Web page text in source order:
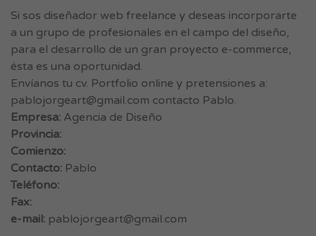
Si sos diseñador web freelance y deseas incorporarte
a un grupo de profesionales en el campo del diseño,
para el desarrollo de un gran proyecto e-commerce,
ésta es una oportunidad.
Envíanos tu cv. Portfolio online y pretensiones a:
pablojorgeart@gmail.com contacto Pablo.
Empresa: Agencia de Diseño
Provincia:
Comienzo:
Contacto: Pablo
Teléfono:
Fax:
e-mail: pablojorgeart@gmail.com